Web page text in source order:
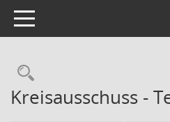
Toggle navigation
Rechercheauswahl
Kreisausschuss -